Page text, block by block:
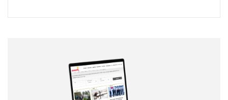
Correo electrónico